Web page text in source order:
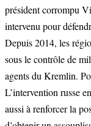
président corrompu
intervenu pour
Depuis 2014, les
sous le contrôle de
agents du Kremlin.
L’intervention russe
aussi à renforcer la